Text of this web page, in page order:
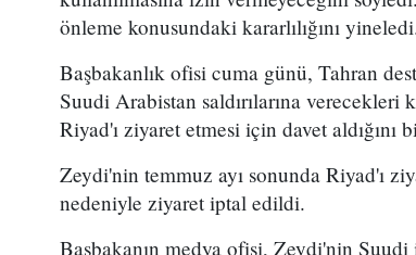
önleme konusundaki kararlılığını
Başbakanlık ofisi cuma günü, Tahran
Suudi Arabistan saldırılarına verecekleri
Riyad'ı ziyaret etmesi için davet aldığını
Zeydi'nin temmuz ayı sonunda Riyad'ı
nedeniyle ziyaret iptal edildi.
Başbakanın medya ofisi, Zeydi'nin